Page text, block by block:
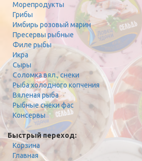
Морепродукты
Грибы
Имбирь розовый марин
Пресервы рыбные
Филе рыбы
Икра
Сыры
Соломка вял., снеки
Рыба холодного копчения
Вяленая рыба
Рыбные снеки фас
Консервы
Быстрый переход:
Корзина
Главная